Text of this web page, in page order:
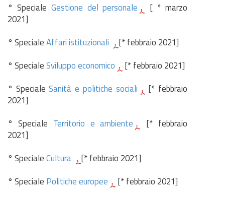
° Speciale Gestione del personale
[ * marzo
2021]
° SpecialeAffari istituzionali
[* febbraio 2021]
° SpecialeSviluppo economico
[* febbraio 2021]
° SpecialeSanità e politiche sociali
[* febbraio
2021]
° Speciale Territorio e ambiente
[* febbraio
2021]
° SpecialeCultura
[* febbraio 2021]
° Speciale Politiche europee
[* febbraio 2021]